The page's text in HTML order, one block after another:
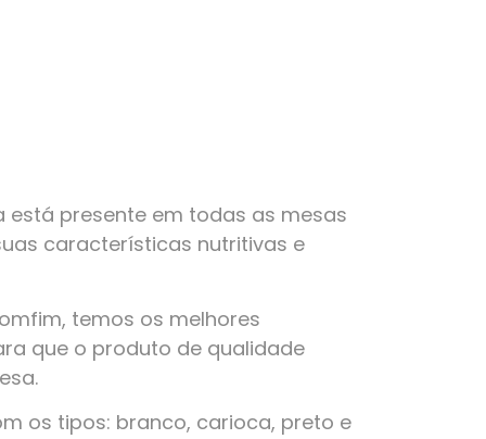
está presente em todas as mesas
características nutritivas e
temos os melhores
que o produto de qualidade
os tipos: branco, carioca, preto e